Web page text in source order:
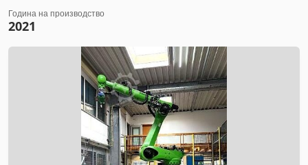
Година на производство
2021